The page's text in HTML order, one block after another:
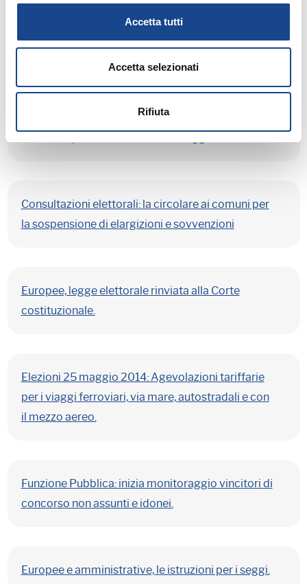
Accetta tutti
Accetta selezionati
Rifiuta
agli optanti comunitari ed agli elettori all'estero.
Elezioni 25 maggio 2014: disponibilità dei locali
Consultazioni elettorali: la circolare ai comuni per
la sospensione di elargizioni e sovvenzioni
Europee, legge elettorale rinviata alla Corte
costituzionale.
Elezioni 25 maggio 2014: Agevolazioni tariffarie
per i viaggi ferroviari, via mare, autostradali e con
il mezzo aereo.
Funzione Pubblica: inizia monitoraggio vincitori di
concorso non assunti e idonei.
Europee e amministrative, le istruzioni per i seggi.